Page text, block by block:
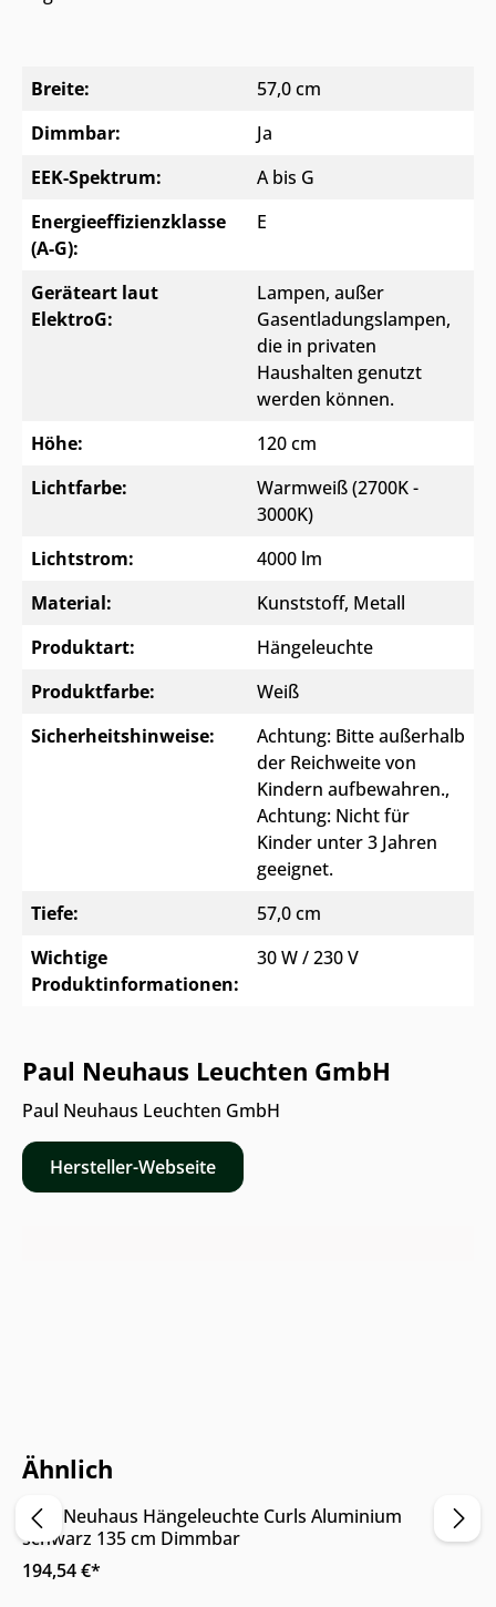
Breite:
57,0 cm
Dimmbar:
Ja
EEK-Spektrum:
A bis G
Energieeffizienzklasse
(A-G):
E
Geräteart laut
ElektroG:
Lampen, außer
Gasentladungslampen,
die in privaten
Haushalten genutzt
werden können.
Höhe:
120 cm
Lichtfarbe:
Warmweiß (2700K -
3000K)
Lichtstrom:
4000 lm
Material:
Kunststoff, Metall
Produktart:
Hängeleuchte
Produktfarbe:
Weiß
Sicherheitshinweise:
Achtung: Bitte außerhalb
der Reichweite von
Kindern aufbewahren.,
Achtung: Nicht für
Kinder unter 3 Jahren
geeignet.
Tiefe:
57,0 cm
Wichtige
Produktinformationen:
30 W / 230 V
Paul Neuhaus Leuchten GmbH
Paul Neuhaus Leuchten GmbH
Hersteller-Webseite
Ähnlich
Online & im Möbelhaus erhältlich
Paul Neuhaus Hängeleuchte Curls Aluminium
schwarz 135 cm Dimmbar
194,54 €*